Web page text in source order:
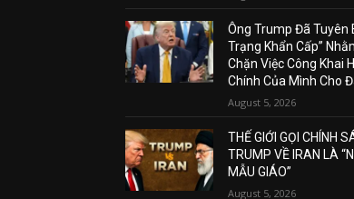
Ông Trump Đã Tuyên
Trạng Khẩn Cấp”
Chặn Việc Công Khai
Chính Của Mình Cho
August 5, 2026
THẾ GIỚI GỌI CHÍNH
TRUMP VỀ IRAN LÀ
MẪU GIÁO”
August 5, 2026